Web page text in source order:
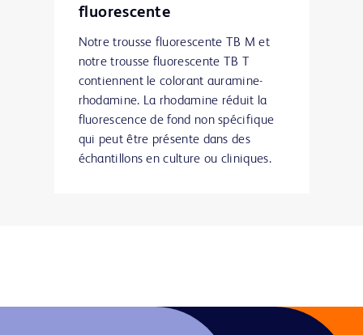
fluorescente
Notre trousse fluorescente TB M et
notre trousse fluorescente TB T
contiennent le colorant auramine-
rhodamine. La rhodamine réduit la
fluorescence de fond non spécifique
qui peut être présente dans des
échantillons en culture ou cliniques.